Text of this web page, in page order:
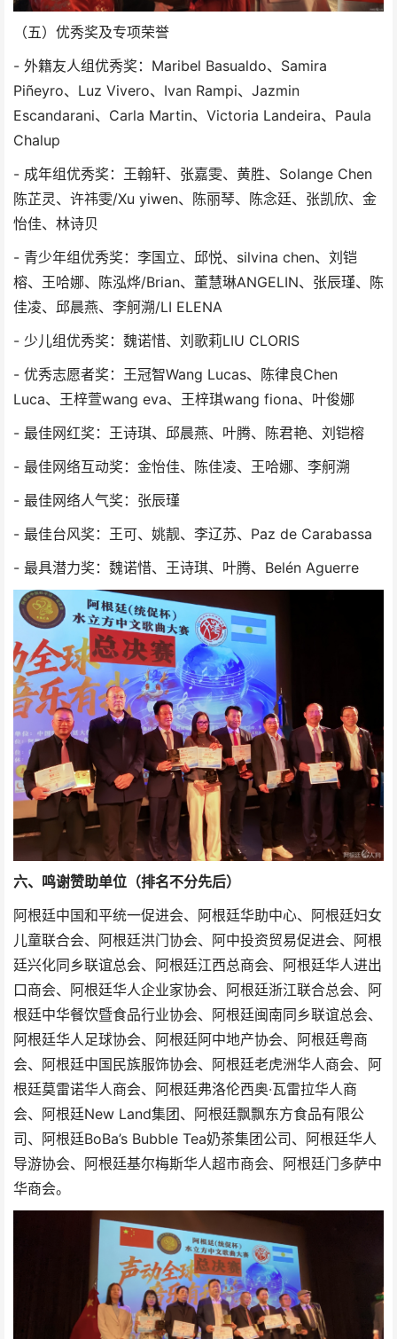
（五）优秀奖及专项荣誉
- 外籍友人组优秀奖：Maribel Basualdo、Samira
Piñeyro、Luz Vivero、Ivan Rampi、Jazmin
Escandarani、Carla Martin、Victoria Landeira、Paula
Chalup
- 成年组优秀奖：王翰轩、张嘉雯、黄胜、Solange Chen
陈芷灵、许祎雯/Xu yiwen、陈丽琴、陈念廷、张凯欣、金
怡佳、林诗贝
- 青少年组优秀奖：李国立、邱悦、silvina chen、刘铠
榕、王哈娜、陈泓烨/Brian、董慧琳ANGELIN、张辰瑾、陈
佳凌、邱晨燕、李舸溯/LI ELENA
- 少儿组优秀奖：魏诺惜、刘歌莉LIU CLORIS
- 优秀志愿者奖：王冠智Wang Lucas、陈律良Chen
Luca、王梓萱wang eva、王梓琪wang fiona、叶俊娜
- 最佳网红奖：王诗琪、邱晨燕、叶腾、陈君艳、刘铠榕
- 最佳网络互动奖：金怡佳、陈佳凌、王哈娜、李舸溯
- 最佳网络人气奖：张辰瑾
- 最佳台风奖：王可、姚靓、李辽苏、Paz de Carabassa
- 最具潜力奖：魏诺惜、王诗琪、叶腾、Belén Aguerre
六、鸣谢赞助单位（排名不分先后）
阿根廷中国和平统一促进会、阿根廷华助中心、阿根廷妇女
儿童联合会、阿根廷洪门协会、阿中投资贸易促进会、阿根
廷兴化同乡联谊总会、阿根廷江西总商会、阿根廷华人进出
口商会、阿根廷华人企业家协会、阿根廷浙江联合总会、阿
根廷中华餐饮暨食品行业协会、阿根廷闽南同乡联谊总会、
阿根廷华人足球协会、阿根廷阿中地产协会、阿根廷粤商
会、阿根廷中国民族服饰协会、阿根廷老虎洲华人商会、阿
根廷莫雷诺华人商会、阿根廷弗洛伦西奥·瓦雷拉华人商
会、阿根廷New Land集团、阿根廷飘飘东方食品有限公
司、阿根廷BoBa’s Bubble Tea奶茶集团公司、阿根廷华人
导游协会、阿根廷基尔梅斯华人超市商会、阿根廷门多萨中
华商会。